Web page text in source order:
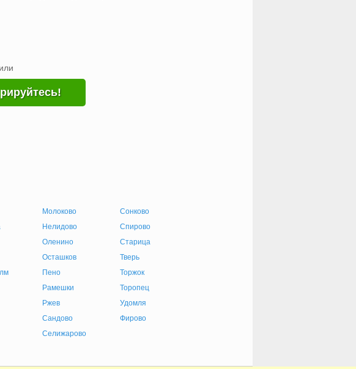
или
Молоково
Нелидово
Оленино
Осташков
Пено
Рамешки
Ржев
Сандово
Селижарово
Сонково
Спирово
Старица
Тверь
Торжок
Торопец
Удомля
Фирово